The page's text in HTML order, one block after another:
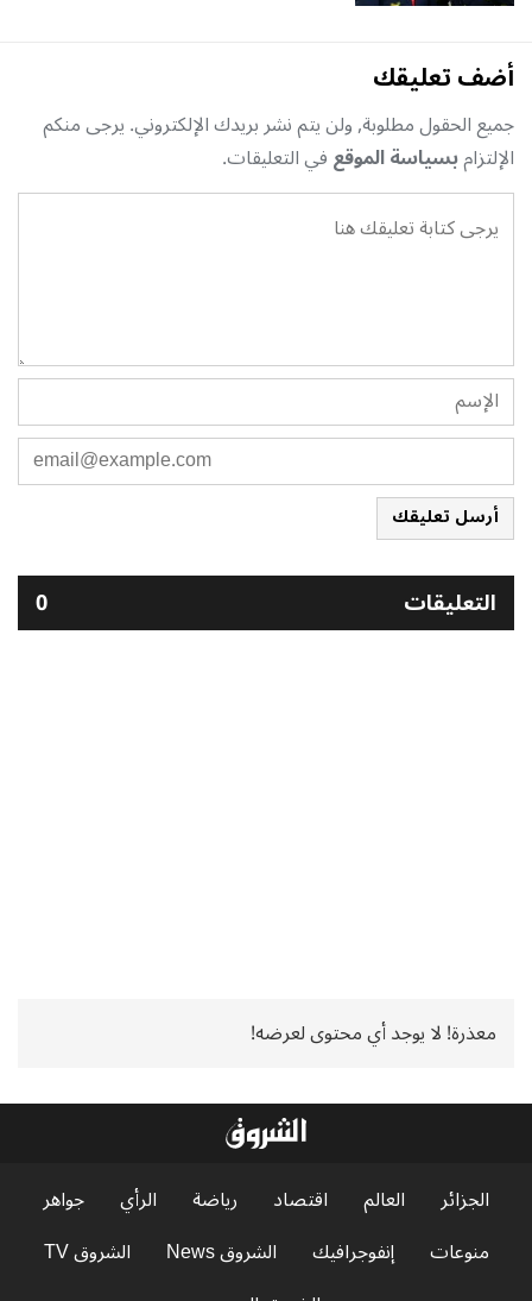
أضف تعليقك
جميع الحقول مطلوبة, ولن يتم نشر بريدك الإلكتروني. يرجى منكم
الإلتزامبسياسة الموقعفي التعليقات.
أرسل تعليقك
التعليقات 0
معذرة! لا يوجد أي محتوى لعرضه!
الجزائر العالم اقتصاد رياضة الرأي
جواهر
منوعات
إنفوجرافيك الشروق News
الشروق TV